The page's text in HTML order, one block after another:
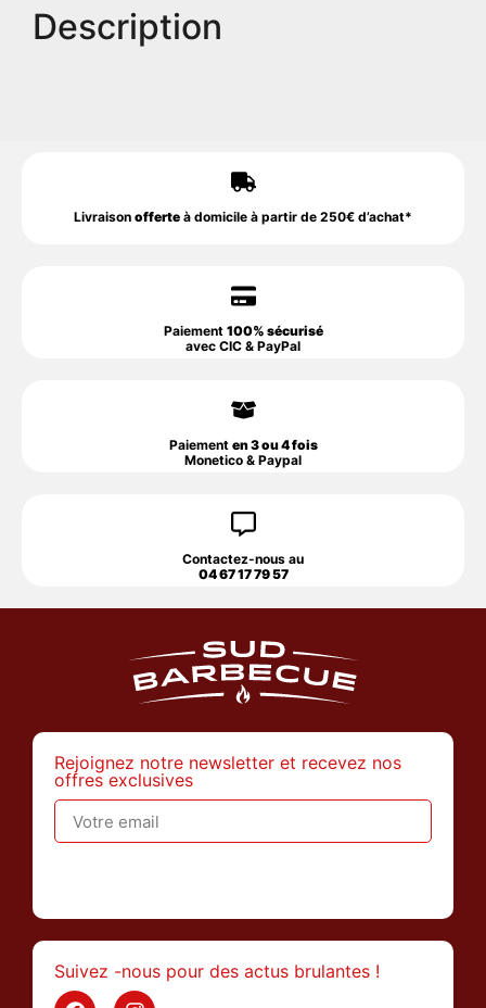
Description
Livraison offerte à domicile à partir de 250€ d’achat*
Paiement 100% sécurisé
avec CIC & PayPal
Paiement en 3 ou 4 fois
Monetico & Paypal
Contactez-nous au
04 67 17 79 57
Rejoignez notre newsletter et recevez nos
offres exclusives
Suivez -nous pour des actus brulantes !